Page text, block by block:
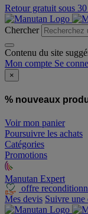
Retour gratuit sous
Chercher
Contenu du site
Mon compte Se
×
% nouveaux
Voir mon panier
Poursuivre les achats
Catégories
Promotions
Manutan Expert
offre
Mes devis Suivre une